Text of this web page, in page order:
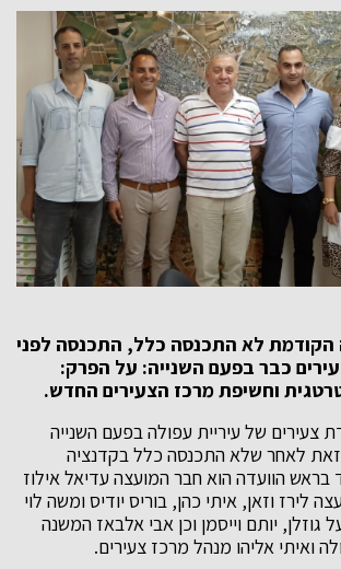
לא התכנסה כלל, התכנסה לפני
כבר בפעם השנייה: על הפרק:
וחשיפת מרכז הצעירים החדש.
צעירים של עיריית עפולה בפעם השנייה
לאחר שלא התכנסה כלל בקדנציה
הוועדה הוא חבר המועצה עדיאל אילוז
לירז וזאן, איתי כהן, בוריס יודיס ומשה לוי
גוזלן, יותם וייסמן וכן אבי אלבאז המשנה
ואיתי אליהו מנהל מרכז צעירים.